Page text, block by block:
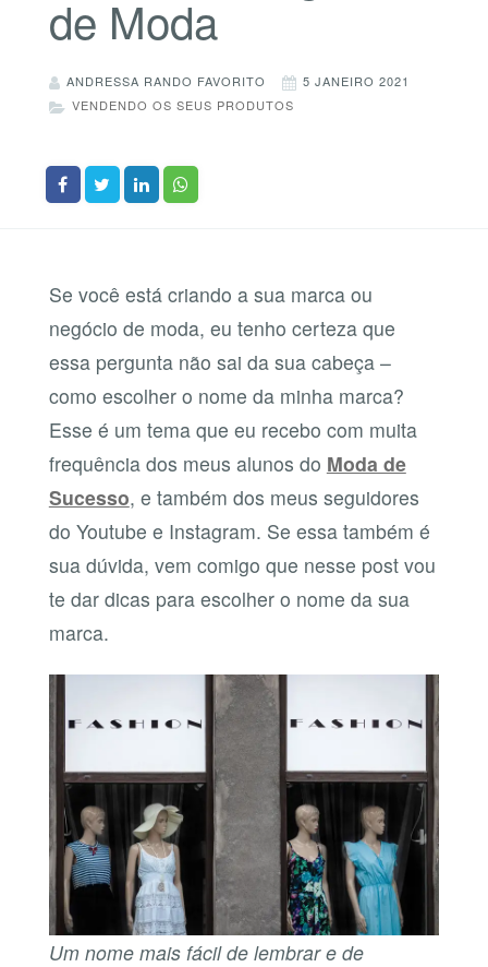
de Moda
ANDRESSA RANDO FAVORITO
5 JANEIRO 2021
VENDENDO OS SEUS PRODUTOS
Se você está criando a sua marca ou
negócio de moda, eu tenho certeza que
essa pergunta não sai da sua cabeça –
como escolher o nome da minha marca?
Esse é um tema que eu recebo com muita
frequência dos meus alunos do Moda de
Sucesso, e também dos meus seguidores
do Youtube e Instagram. Se essa também é
sua dúvida, vem comigo que nesse post vou
te dar dicas para escolher o nome da sua
marca.
Um nome mais fácil de lembrar e de